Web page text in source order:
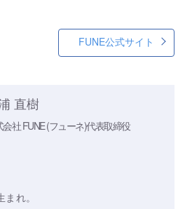
FUNE公式サイト
直樹
社 FUNE (フューネ)代表取締役
れ。